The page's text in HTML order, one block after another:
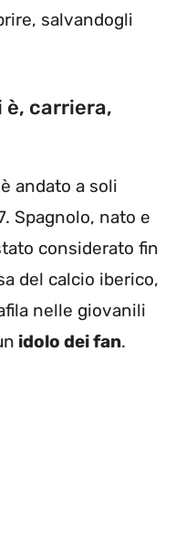
salvandogli
carriera,
andato a soli
Spagnolo, nato e
considerato fin
del calcio iberico,
nelle giovanili
idolo dei fan.